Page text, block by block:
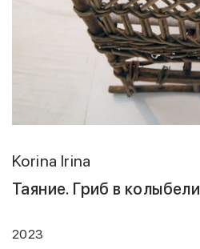
Korina Irina
Таяние. Гриб в колыбели
2023